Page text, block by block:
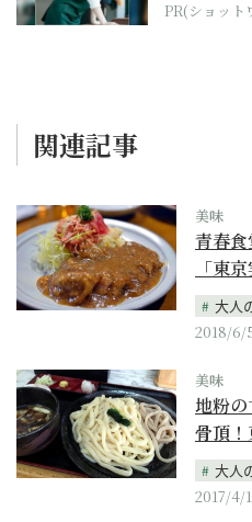
PR(ショット
関連記事
美味
青春
「東
大人
2018/6/
美味
地粉
骨頂
大人
2017/4/